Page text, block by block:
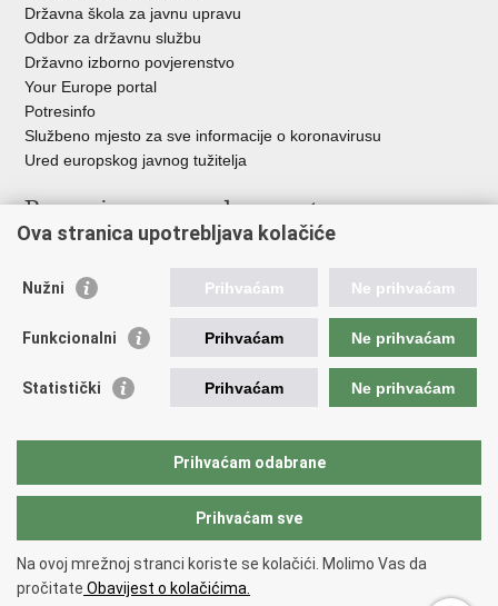
Državna škola za javnu upravu
Odbor za državnu službu
Državno izborno povjerenstvo
Your Europe portal
Potresinfo
Službeno mjesto za sve informacije o koronavirusu
Ured europskog javnog tužitelja
Poveznice pravosudnog sustava
Državno odvjetništvo
Ured za suzbijanje korupcije i organiziranog kriminaliteta
Državno sudbeno vijeće
Državnoodvjetničko vijeće
Hrvatska odvjetnička komora
Europski pravosudni portal
Copyright © 2026 Ministarstvo pravosuđa, uprave i digitalne
transformacije Republike Hrvatske.
pristupačnosti.
Ova stranica upotrebljava kolačiće
Nužni Prihvaćam Ne prihvaćam
Funkcionalni Prihvaćam Ne prihvaćam
Statistički Prihvaćam Ne prihvaćam
Prihvaćam odabrane
Prihvaćam sve
Na ovoj mrežnoj stranci koriste se kolačići. Molimo Vas da
pročitate Obavijest o kolačićima.